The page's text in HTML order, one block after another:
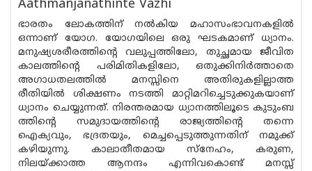
Aathmanjanathinte Vazhi
ഭാരതം ലോകത്തിന് നൽകിയ മഹാസംഭാവനകളിൽ
ഒന്നാണ് യോഗ. യോഗയിലെ ഒരു ഘടകമാണ് ധ്യാനം.
മനുഷ്യശരീരത്തിൻ്റെ വലുപ്പത്തിലോ, തുച്ഛമായ ജീവിത
കാലത്തിൻ്റെ പരിമിതികളിലോ, ഒതുക്കിനിർത്താതെ
അഗാധതലത്തിൽ മനസ്സിനെ അതിരുകളില്ലാത്ത
രീതിയിൽ ശിക്ഷണം നടത്തി മാറ്റിമറിച്ചെടുക്കുകയാണ്
ധ്യാനം ചെയ്യുന്നത്. നിരന്തരമായ ധ്യാനത്തിലൂടെ കുടുംബ
ത്തിൻ്റെ സമുദായത്തിൻ്റെ രാജ്യത്തിന്റെ തന്നെ
ഐക്യവും, ഭദ്രതയും, മെച്ചപ്പെടുത്തുന്നതിന് നമുക്ക്
കഴിയുന്നു. കാലാതീതമായ സ്നേഹം, കരുണ,
നിലയ്ക്കാത്ത ആനന്ദം എന്നിവകൊണ്ട് മനസ്സ്